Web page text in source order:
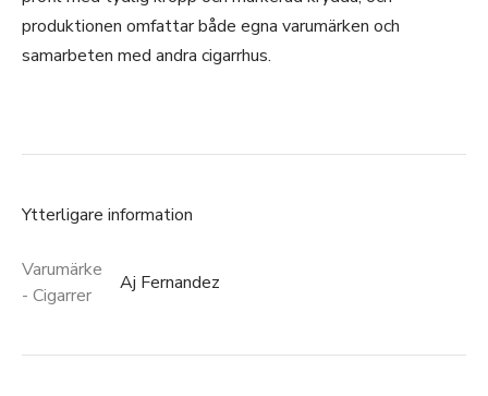
produktionen omfattar både egna varumärken och
samarbeten med andra cigarrhus.
Ytterligare information
Varumärke
- Cigarrer
Aj Fernandez